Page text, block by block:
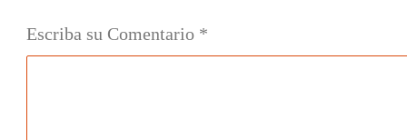
Escriba su Comentario *